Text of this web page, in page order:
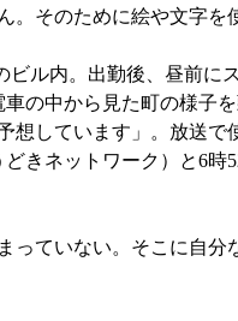
そのために絵や文字を
ル内。出勤後、昼前に
の中から見た町の様子
しています」。放送
きネットワーク）と6時
っていない。そこに自分